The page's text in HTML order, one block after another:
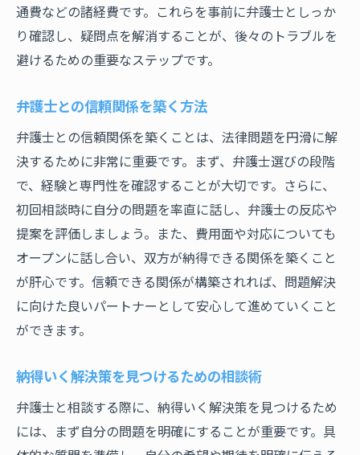
通費などの諸経費です。これらを事前に弁護士としっか
り確認し、疑問点を解消することが、後々のトラブルを
避けるための重要なステップです。
弁護士との信頼関係を築く方法
弁護士との信頼関係を築くことは、法律問題を円滑に解
決するために非常に重要です。まず、弁護士選びの段階
で、経験と専門性を確認することが大切です。さらに、
初回相談時に自分の問題を率直に話し、弁護士の反応や
提案を評価しましょう。また、費用面や対応についても
オープンに話し合い、双方が納得できる関係を築くこと
が肝心です。信頼できる関係が構築されれば、問題解決
に向けた良いパートナーとして安心して進めていくこと
ができます。
納得いく解決策を見つけるための相談術
弁護士と相談する際に、納得いく解決策を見つけるため
には、まず自分の問題を明確にすることが重要です。具